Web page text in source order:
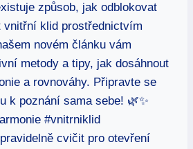
způsob, jak odblokovat
vnitřní klid prostřednictvím
novém článku vám
metody a tipy, jak dosáhnout
a rovnováhy. Připravte se
k poznání sama sebe! 🌿✨
#vnitrniklid